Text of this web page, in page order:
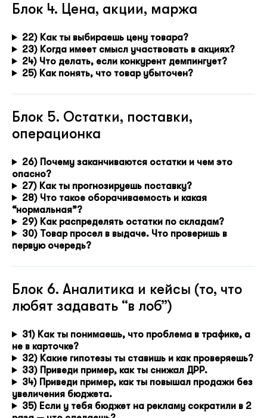
Блок 4. Цена, акции, маржа
22) Как ты выбираешь цену товара?
23) Когда имеет смысл участвовать в акциях?
24) Что делать, если конкурент демпингует?
25) Как понять, что товар убыточен?
Блок 5. Остатки, поставки,
операционка
26) Почему заканчиваются остатки и чем это
опасно?
27) Как ты прогнозируешь поставку?
28) Что такое оборачиваемость и какая
“нормальная”?
29) Как распределять остатки по складам?
30) Товар просел в выдаче. Что проверишь в
первую очередь?
Блок 6. Аналитика и кейсы (то, что
любят задавать “в лоб”)
31) Как ты понимаешь, что проблема в трафике, а
не в карточке?
32) Какие гипотезы ты ставишь и как проверяешь?
33) Приведи пример, как ты снижал ДРР.
34) Приведи пример, как ты повышал продажи без
увеличения бюджета.
35) Если у тебя бюджет на рекламу сократили в 2